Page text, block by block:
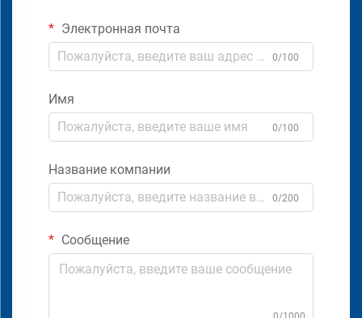
Электронная почта
0/100
Имя
0/100
Название компании
0/200
Сообщение